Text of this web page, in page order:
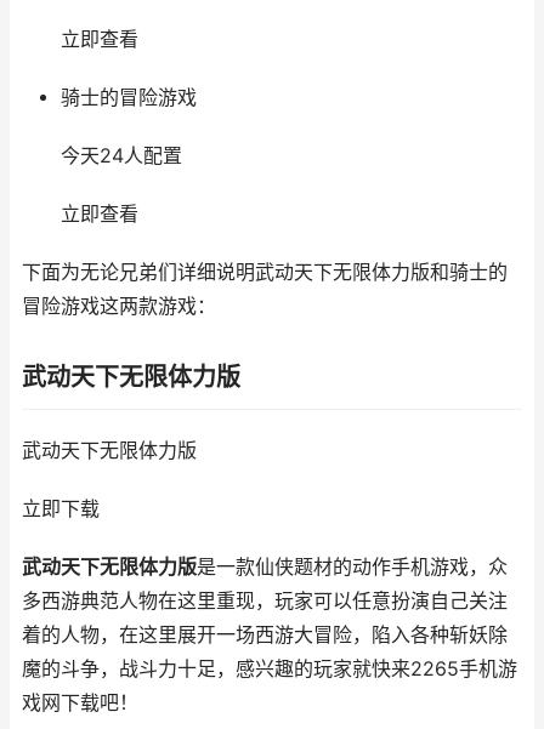
立即查看
骑士的冒险游戏
今天24人配置
立即查看
下面为无论兄弟们详细说明武动天下无限体力版和骑士的
冒险游戏这两款游戏：
武动天下无限体力版
武动天下无限体力版
立即下载
武动天下无限体力版是一款仙侠题材的动作手机游戏，众
多西游典范人物在这里重现，玩家可以任意扮演自己关注
着的人物，在这里展开一场西游大冒险，陷入各种斩妖除
魔的斗争，战斗力十足，感兴趣的玩家就快来2265手机游
戏网下载吧！